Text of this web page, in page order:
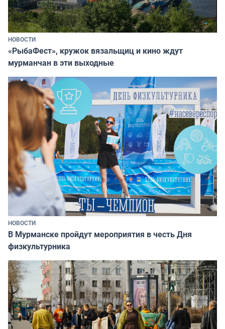
НОВОСТИ
«РыбаФест», кружок вязальщиц и кино ждут
мурманчан в эти выходные
НОВОСТИ
В Мурманске пройдут мероприятия в честь Дня
физкультурника